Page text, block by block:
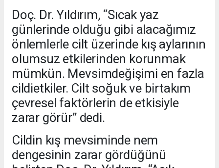
Doç. Dr. Yıldırım, “Sıcak yaz
günlerinde olduğu gibi alacağımız
önlemlerle cilt üzerinde kış aylarının
olumsuz etkilerinden korunmak
mümkün. Mevsimdeğişimi en fazla
cildietkiler. Cilt soğuk ve birtakım
çevresel faktörlerin de etkisiyle
zarar görür” dedi.
Cildin kış mevsiminde nem
dengesinin zarar gördüğünü